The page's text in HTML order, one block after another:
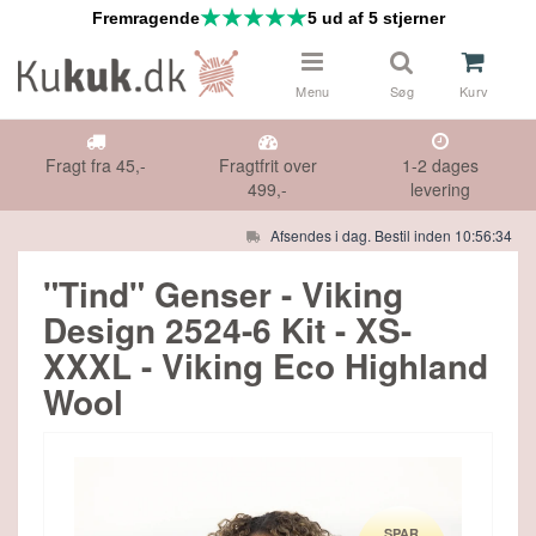
Fremragende 5 ud af 5 stjerner
Menu Søg Kurv
Fragt fra 45,-
Fragtfrit over
499,-
1-2 dages
levering
Afsendes i dag. Bestil inden 10:56:33
Måske kunne nogle af disse produkter
have din interesse?
Gå til indkøbskurv Gå til checkout
"Tind" Genser - Viking
Design 2524-6 Kit - XS-
XXXL - Viking Eco Highland
Wool